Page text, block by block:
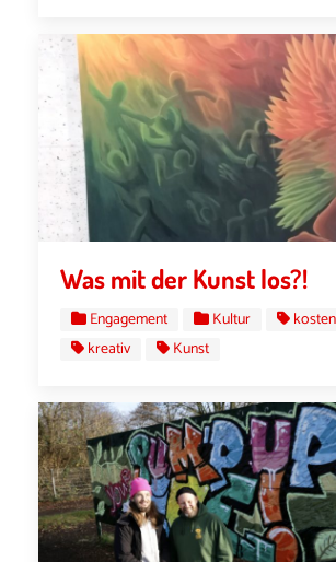
Was mit der Kunst los?!
Engagement Kultur
kreativ
Kunst